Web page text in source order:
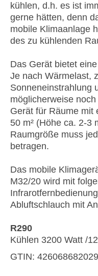
kühlen, d.h. es ist
gerne hätten, denn
mobile Klimaanlage
des zu kühlenden
Das Gerät bietet
Je nach Wärmelast,
Sonneneinstrahlung
möglicherweise
Gerät für Räume mit
50 m² (Höhe ca. 2-3
Raumgröße muss
betragen.
Das mobile
M32/20 wird mit
Abluftschlauch mit
R290
Kühlen 3200 Watt /
GTIN: